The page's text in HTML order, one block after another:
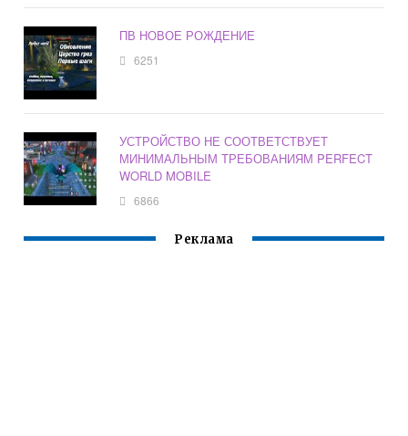
ПВ НОВОЕ РОЖДЕНИЕ
6251
УСТРОЙСТВО НЕ СООТВЕТСТВУЕТ
МИНИМАЛЬНЫМ ТРЕБОВАНИЯМ PERFECT
WORLD MOBILE
6866
Реклама